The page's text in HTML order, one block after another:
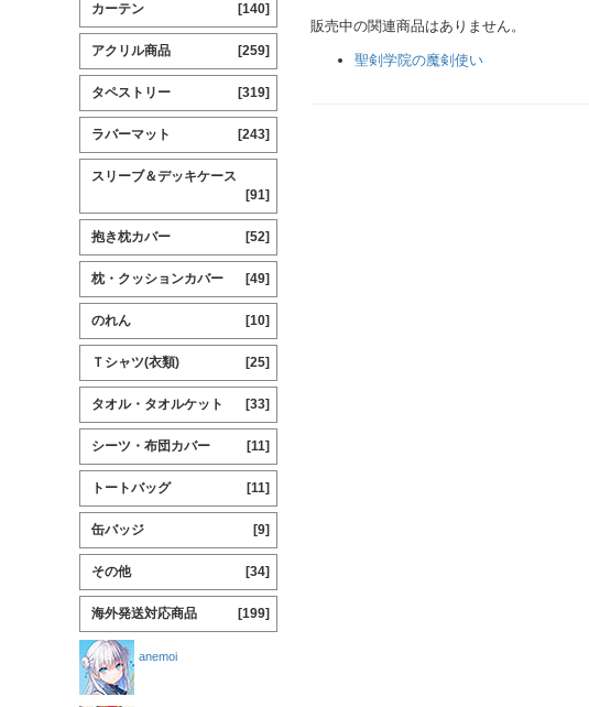
販売中の関連商品はありません。
聖剣学院の魔剣使い
カーテン [140]
アクリル商品 [259]
タペストリー [319]
ラバーマット [243]
スリーブ＆デッキケース
[91]
抱き枕カバー [52]
枕・クッションカバー [49]
のれん [10]
Ｔシャツ(衣類) [25]
タオル・タオルケット [33]
シーツ・布団カバー [11]
トートバッグ [11]
缶バッジ [9]
その他 [34]
海外発送対応商品 [199]
anemoi